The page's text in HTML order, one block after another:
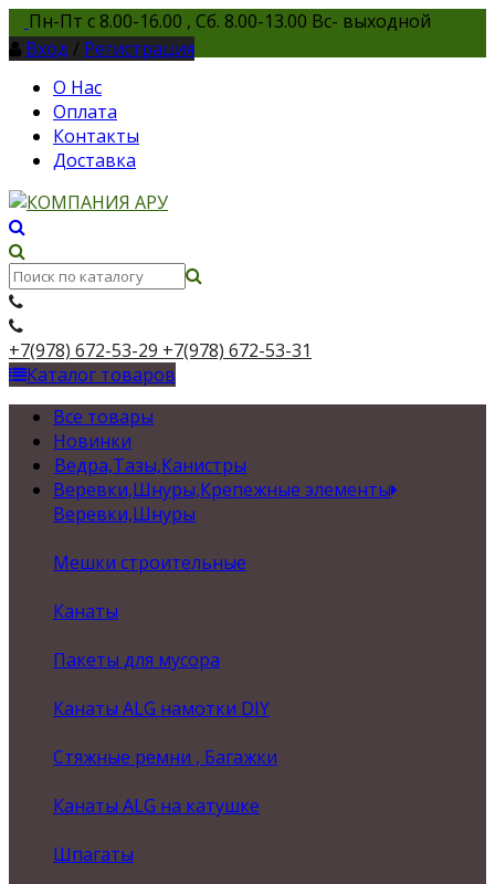
Пн-Пт с 8.00-16.00 , Сб. 8.00-13.00 Вс- выходной
Вход / Регистрация
О Нас
Оплата
Контакты
Доставка
+7(978) 672-53-29 +7(978) 672-53-31
Каталог товаров
Все товары
Новинки
Ведра,Тазы,Канистры
Веревки,Шнуры,Крепежные элементы
Веревки,Шнуры
Мешки строительные
Канаты
Пакеты для мусора
Канаты ALG намотки DIY
Стяжные ремни , Багажки
Канаты ALG на катушке
Шпагаты